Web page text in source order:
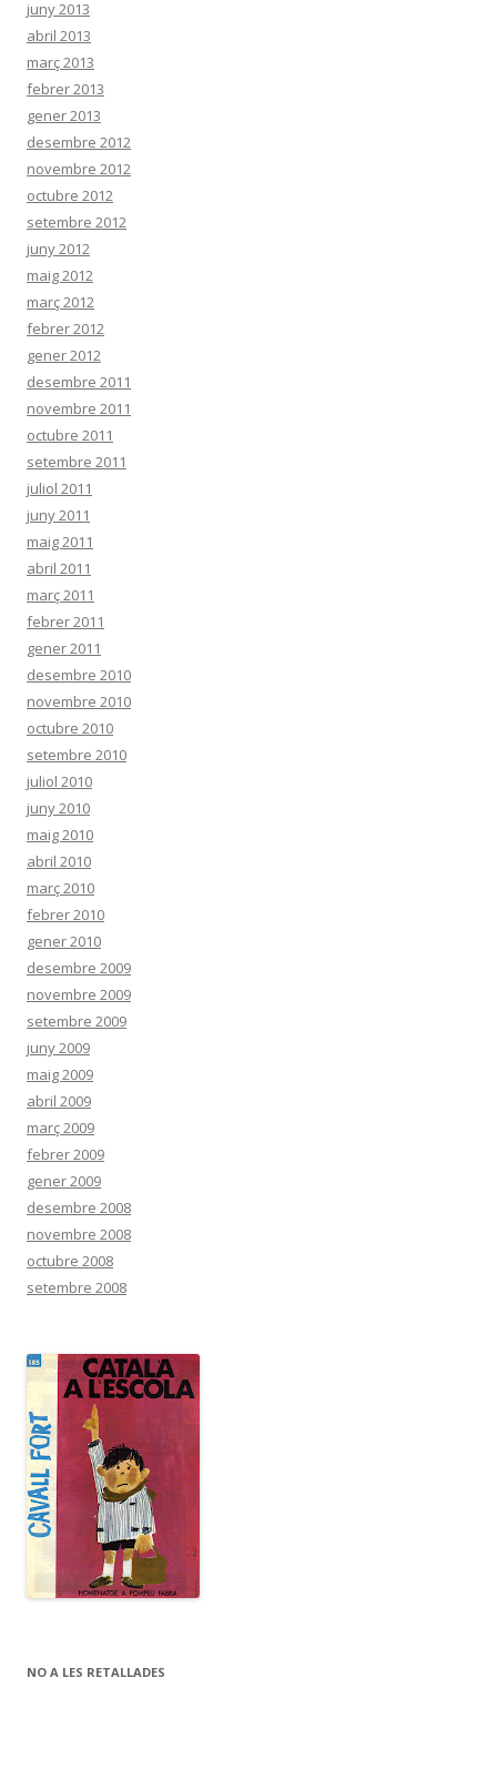
juny 2013
abril 2013
març 2013
febrer 2013
gener 2013
desembre 2012
novembre 2012
octubre 2012
setembre 2012
juny 2012
maig 2012
març 2012
febrer 2012
gener 2012
desembre 2011
novembre 2011
octubre 2011
setembre 2011
juliol 2011
juny 2011
maig 2011
abril 2011
març 2011
febrer 2011
gener 2011
desembre 2010
novembre 2010
octubre 2010
setembre 2010
juliol 2010
juny 2010
maig 2010
abril 2010
març 2010
febrer 2010
gener 2010
desembre 2009
novembre 2009
setembre 2009
juny 2009
maig 2009
abril 2009
març 2009
febrer 2009
gener 2009
desembre 2008
novembre 2008
octubre 2008
setembre 2008
NO A LES RETALLADES